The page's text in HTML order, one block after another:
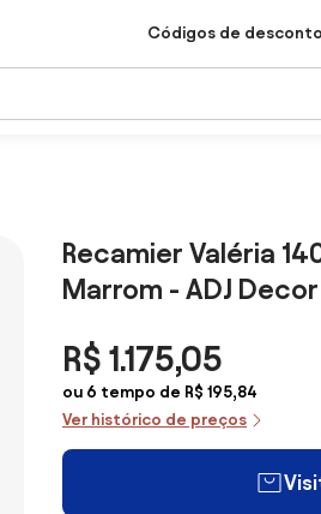
Códigos de desconto
Recamier Valéria
Marrom - ADJ Decor
R$ 1.175,05
ou 6 tempo de R$ 195,84
Ver histórico de preços